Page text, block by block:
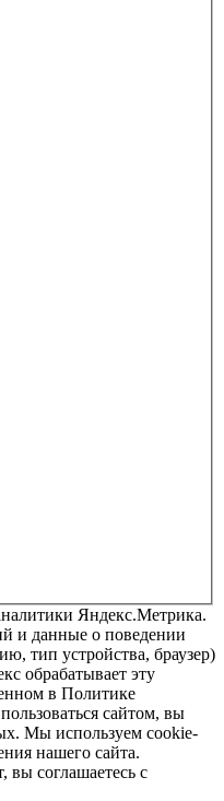
Яндекс.Метрика.
и данные о поведении
тип устройства, браузер)
обрабатывает эту
в Политике
сайтом, вы
Мы используем cookie-
нашего сайта.
вы соглашаетесь с